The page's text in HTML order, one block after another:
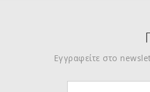
Εγγραφείτε στο